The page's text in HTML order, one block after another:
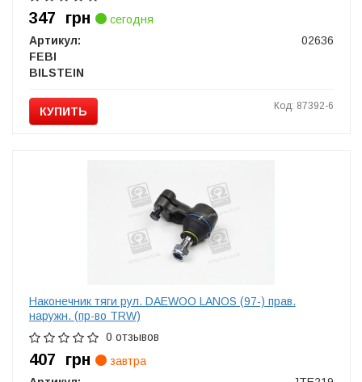
347 грн
сегодня
Артикул:
02636
FEBI
BILSTEIN
КУПИТЬ Код: 87392-6
Наконечник тяги рул. DAEWOO LANOS (97-) прав.
наружн. (пр-во TRW)
0 отзывов
407 грн
завтра